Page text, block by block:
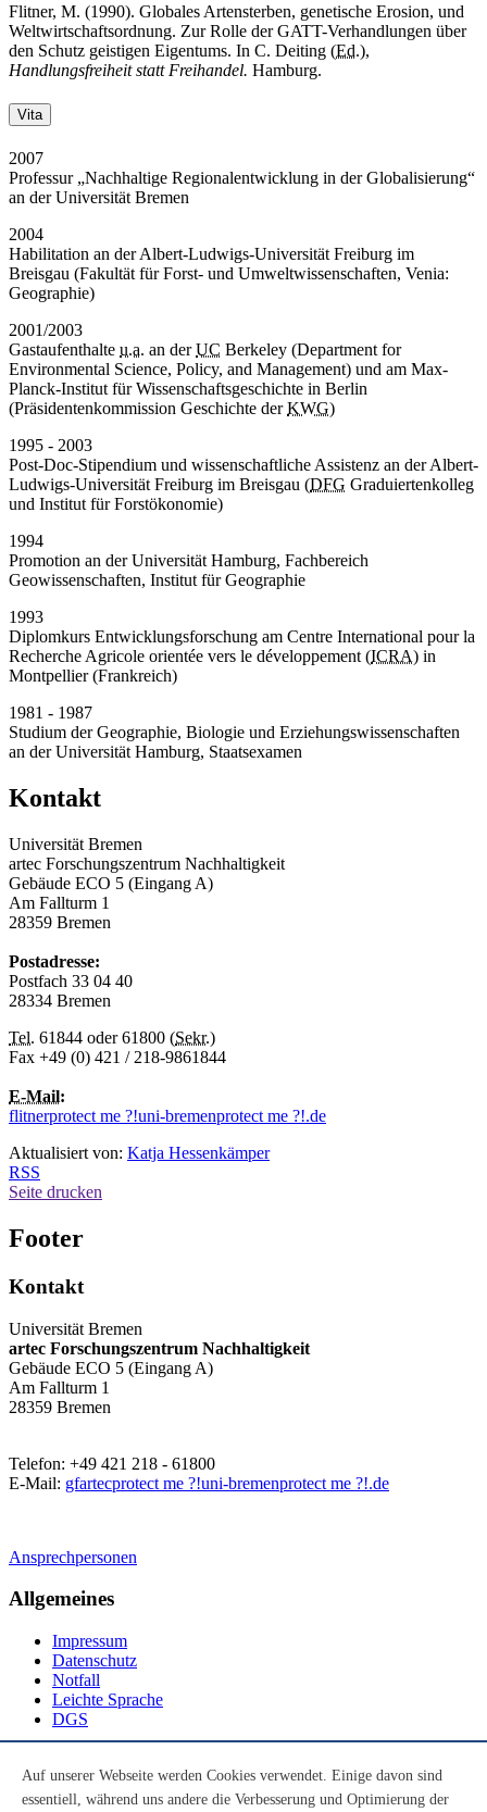
Flitner, M. (1990). Globales Artensterben, genetische Erosion, und
Weltwirtschaftsordnung. Zur Rolle der GATT-Verhandlungen über
den Schutz geistigen Eigentums. In C. Deiting (Ed.),
Handlungsfreiheit statt Freihandel. Hamburg.
Vita
2007
Professur „Nachhaltige Regionalentwicklung in der Globalisierung“
an der Universität Bremen
2004
Habilitation an der Albert-Ludwigs-Universität Freiburg im
Breisgau (Fakultät für Forst- und Umweltwissenschaften, Venia:
Geographie)
2001/2003
Gastaufenthalte u.a. an derUC Berkeley (Department for
Environmental Science, Policy, and Management) und am Max-
Planck-Institut für Wissenschaftsgeschichte in Berlin
(Präsidentenkommission Geschichte derKWG)
1995 - 2003
Post-Doc-Stipendium und wissenschaftliche Assistenz an der Albert-
Ludwigs-Universität Freiburg im Breisgau (DFG Graduiertenkolleg
und Institut für Forstökonomie)
1994
Promotion an der Universität Hamburg, Fachbereich
Geowissenschaften, Institut für Geographie
1993
Diplomkurs Entwicklungsforschung am Centre International pour la
Recherche Agricole orientée vers le développement (ICRA) in
Montpellier (Frankreich)
1981 - 1987
Studium der Geographie, Biologie und Erziehungswissenschaften
an der Universität Hamburg, Staatsexamen
Kontakt
Universität Bremen
artec Forschungszentrum Nachhaltigkeit
Gebäude ECO 5 (Eingang A)
Am Fallturm 1
28359 Bremen
Postadresse:
Postfach 33 04 40
28334 Bremen
Tel. 61844 oder 61800 (Sekr.)
Fax +49 (0) 421 / 218-9861844
E-Mail:
flitnerprotect me ?!uni-bremenprotect me ?!.de
Aktualisiert von: Katja Hessenkämper
RSS
Seite drucken
Footer
Kontakt
Universität Bremen
artec Forschungszentrum Nachhaltigkeit
Gebäude ECO 5 (Eingang A)
Am Fallturm 1
28359 Bremen
Telefon: +49 421 218 - 61800
E-Mail: gfartecprotect me ?!uni-bremenprotect me ?!.de
Ansprechpersonen
Allgemeines
Impressum
Datenschutz
Notfall
Leichte Sprache
DGS
Youtube
Auf unserer Webseite werden Cookies verwendet. Einige davon sind
essentiell, während uns andere die Verbesserung und Optimierung der